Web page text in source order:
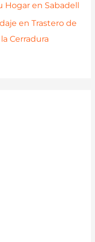
Hogar en Sabadell
en Trastero de
Cerradura